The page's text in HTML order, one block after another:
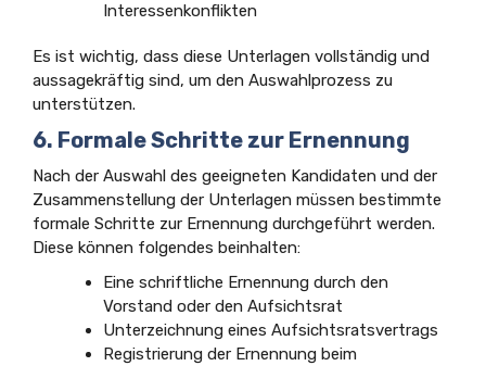
Interessenkonflikten
Es ist wichtig, dass diese Unterlagen vollständig und
aussagekräftig sind, um den Auswahlprozess zu
unterstützen.
6. Formale Schritte zur Ernennung
Nach der Auswahl des geeigneten Kandidaten und der
Zusammenstellung der Unterlagen müssen bestimmte
formale Schritte zur Ernennung durchgeführt werden.
Diese können folgendes beinhalten:
Eine schriftliche Ernennung durch den
Vorstand oder den Aufsichtsrat
Unterzeichnung eines Aufsichtsratsvertrags
Registrierung der Ernennung beim